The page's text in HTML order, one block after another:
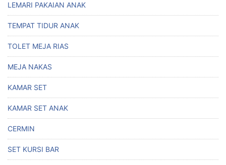
LEMARI PAKAIAN ANAK
TEMPAT TIDUR ANAK
TOLET MEJA RIAS
MEJA NAKAS
KAMAR SET
KAMAR SET ANAK
CERMIN
SET KURSI BAR